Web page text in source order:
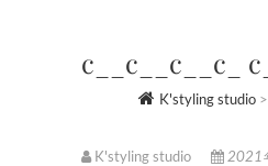
c__c__c__c_
K'styling studio >
K'styling studio 2021